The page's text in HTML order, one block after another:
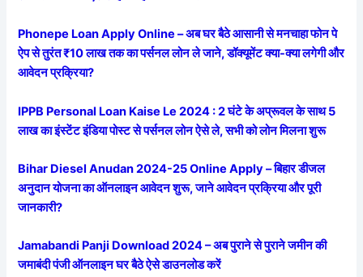
Phonepe Loan Apply Online – अब घर बैठे आसानी से मनचाहा फोन पे
ऐप से तुरंत ₹10 लाख तक का पर्सनल लोन ले जाने, डॉक्यूमेंट क्या-क्या लगेगी और
आवेदन प्रक्रिया?
IPPB Personal Loan Kaise Le 2024 : 2 घंटे के अप्रूवल के साथ 5
लाख का इंस्टेंट इंडिया पोस्ट से पर्सनल लोन ऐसे ले, सभी को लोन मिलना शुरू
Bihar Diesel Anudan 2024-25 Online Apply – बिहार डीजल
अनुदान योजना का ऑनलाइन आवेदन शुरू, जाने आवेदन प्रक्रिया और पूरी
जानकारी?
Jamabandi Panji Download 2024 – अब पुराने से पुराने जमीन की
जमाबंदी पंजी ऑनलाइन घर बैठे ऐसे डाउनलोड करें